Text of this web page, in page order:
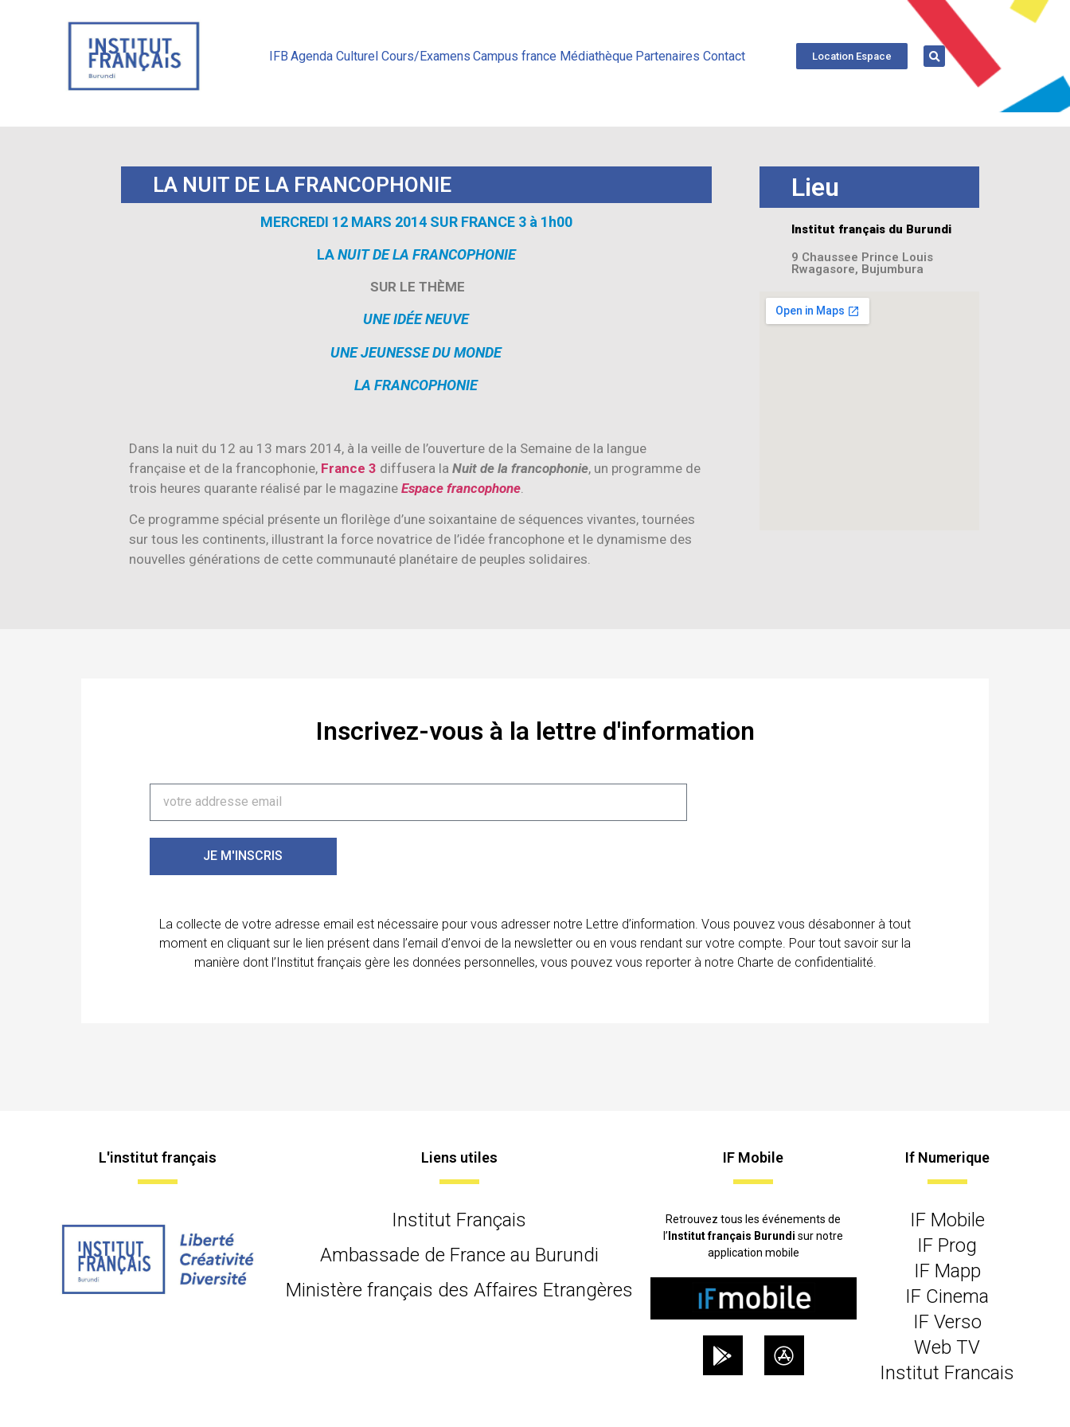
IFB Agenda Culturel Cours/Examens Campus france Médiathèque Partenaires Contact Location Espace
LA NUIT DE LA FRANCOPHONIE
MERCREDI 12 MARS 2014 SUR FRANCE 3 à 1h00
LANUIT DE LA FRANCOPHONIE
SUR LE THÈME
UNE IDÉE NEUVE
UNE JEUNESSE DU MONDE
LA FRANCOPHONIE
Dans la nuit du 12 au 13 mars 2014, à la veille de l’ouverture de la Semaine de la langue
française et de la francophonie, France 3 diffusera la Nuit de la francophonie, un programme de
trois heures quarante réalisé par le magazine Espace francophone
Ce programme spécial présente un florilège d’une soixantaine de séquences vivantes, tournées
sur tous les continents, illustrant la force novatrice de l’idée francophone et le dynamisme des
nouvelles générations de cette communauté planétaire de peuples solidaires.
Lieu
Institut français du Burundi
9 Chaussee Prince Louis
Rwagasore, Bujumbura
Inscrivez-vous à la lettre d'information
JE M'INSCRIS
La collecte de votre adresse email est nécessaire pour vous adresser notre Lettre d’information. Vous pouvez vous désabonner à tout
moment en cliquant sur le lien présent dans l’email d’envoi de la newsletter ou en vous rendant sur votre compte. Pour tout savoir sur la
manière dont l’Institut français gère les données personnelles, vous pouvez vous reporter à notre Charte de confidentialité.
L'institut français Liens utiles
Institut Français
Ambassade de France au Burundi
Ministère français des Affaires Etrangères
IF Mobile
Retrouvez tous les événements de
l’ Institut français Burundisur notre
application mobile
If Numerique
IF Mobile
IF Prog
IF Mapp
IF Cinema
IF Verso
Web TV
Institut Francais